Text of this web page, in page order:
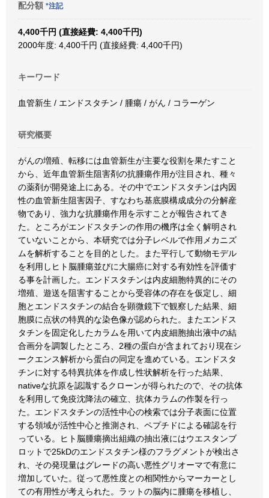
配分額 *注記
4,400千円 (直接経費: 4,400千円)
2000年度: 4,400千円 (直接経費: 4,400千円)
キーワード
血管新生 / エンドスタチン / 腫瘍 / がん / コラーゲン
研究概要
がんの増殖、転移には血管新生が主要な役割を果たすこと
から、近年血管新生阻害剤の抗腫瘍作用が注目され、種々
の薬剤が開発途上にある。その中でエンドスタチンは内因
性の血管新生阻害因子、すなわち基底膜構成成分の分解産
物であり、強力な抗腫瘍作用を示すことが報告されてき
た。ところがエンドスタチンの作用の機序は全く解明され
ていないことから、本研究では分子レベルで作用メカニズ
ムを解析することを目的とした。また平行して動物モデル
を利用しヒト脳腫瘍並びに大腸癌に対する有効性を評価す
る事を計画した。エンドスタチンは内皮細胞特異的にその
増殖、遊送を阻害することから受容体の存在を仮定し、細
胞とエンドスタチンの結合を顕微鏡下で観察した結果、細
胞膜に点状の特異的な染色像が認められた。またエンドス
タチンを固定化したカラムを用いて内皮細胞抽出液中の結
合画分を調製したところ、2種の蛋白が含まれており現在シ
ークエンス解析から蛋白の同定を進めている。エンドスタ
チンに対する特異抗体を作成し性状解析を行った結果、
nativeな抗原を認識するクローンが得られたので、その抗体
を利用して免疫沈降法の確立、抗体カラムの作製を行っ
た。エンドスタチンの活性中心の検索では分子表面に位置
する領域が活性中心と推測され、ペプチドによる確認を行
っている。ヒト脳腫瘍摘出組織の抽出液にはウエスタンブ
ロットで25kDのエンドスタチン様のフラグメントが検出さ
れ、その発現量はグレードの高い悪性グリオーマで有意に
増加していた。従って悪性度との相関性からマーカーとし
ての有用性が考えられた。ラットの脳内に腫瘍を移植し、